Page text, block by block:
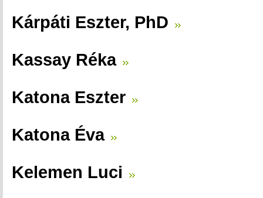
Kárpáti Eszter, PhD
Kassay Réka
Katona Eszter
Katona Éva
Kelemen Luci